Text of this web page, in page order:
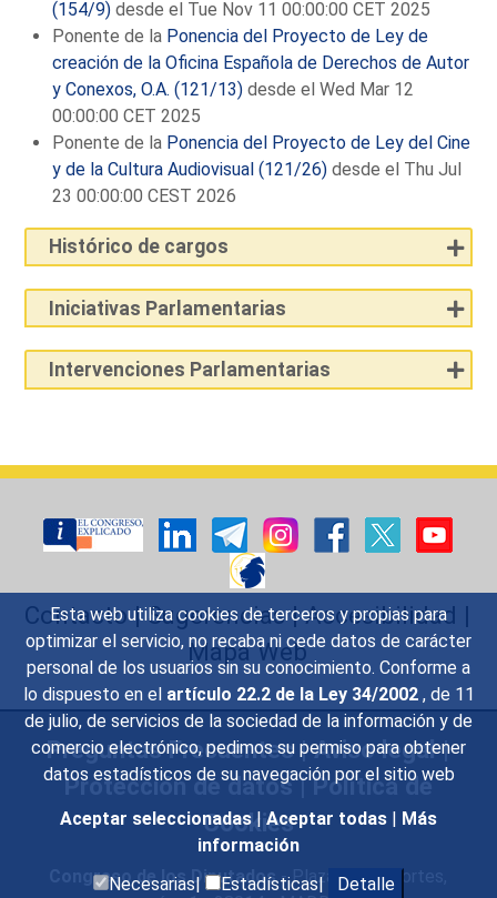
Esta web utiliza cookies de terceros y propias para
optimizar el servicio, no recaba ni cede datos de carácter
personal de los usuarios sin su conocimiento. Conforme a
lo dispuesto en el artículo 22.2 de la Ley 34/2002 , de 11
de julio, de servicios de la sociedad de la información y de
comercio electrónico, pedimos su permiso para obtener
datos estadísticos de su navegación por el sitio web
Aceptar seleccionadas | Aceptar todas | Más
información
Necesarias|
Estadísticas| Detalle
(154/9) desde el Tue Nov 11 00:00:00 CET 2025
Ponente de la Ponencia del Proyecto de Ley de
creación de la Oficina Española de Derechos de Autor
y Conexos, O.A. (121/13) desde el Wed Mar 12
00:00:00 CET 2025
Ponente de la Ponencia del Proyecto de Ley del Cine
y de la Cultura Audiovisual (121/26) desde el Thu Jul
23 00:00:00 CEST 2026
Histórico de cargos
Iniciativas Parlamentarias
Intervenciones Parlamentarias
Contacto|Sugerencias|Accesibilidad |
Mapa Web
Preguntas Frecuentes|Aviso legal|
Protección de datos|Política de
Cookies
Congreso de los Diputados- Plaza de las Cortes,